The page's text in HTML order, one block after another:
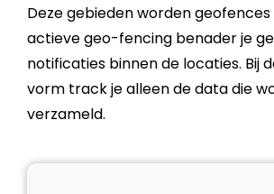
Deze gebieden worden geofences
actievegeo-fencingbenader je
notificaties binnen de locaties. Bij
vorm track je alleen de data die
verzameld.